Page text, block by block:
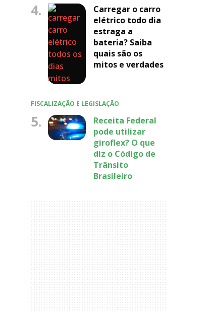
4.
Carregar o carro
elétrico todo dia
estraga a
bateria? Saiba
quais são os
mitos e verdades
FISCALIZAÇÃO E LEGISLAÇÃO
5.
Receita Federal
pode utilizar
giroflex? O que
diz o Código de
Trânsito
Brasileiro